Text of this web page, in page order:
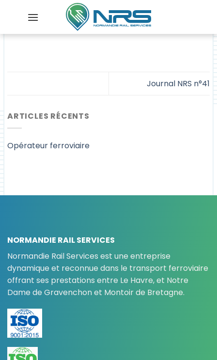
Journal NRS n°41
ARTICLES RÉCENTS
Opérateur ferroviaire
NORMANDIE RAIL SERVICES
Normandie Rail Services est une entreprise
dynamique et reconnue dans le transport ferroviaire
offrant ses prestations entre Le Havre, et Notre
Dame de Gravenchon et Montoir de Bretagne.